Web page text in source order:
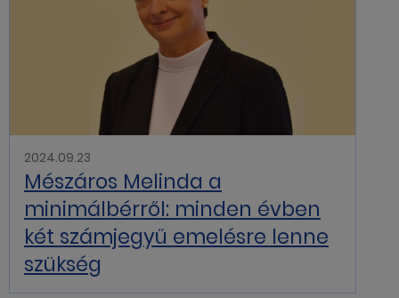
2024.09.23
Mészáros Melinda a
minimálbérről: minden évben
két számjegyű emelésre lenne
szükség